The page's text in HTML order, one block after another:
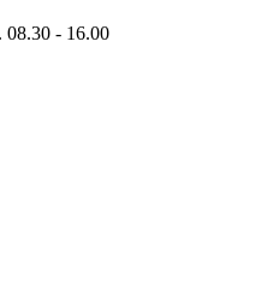
08.30 - 16.00